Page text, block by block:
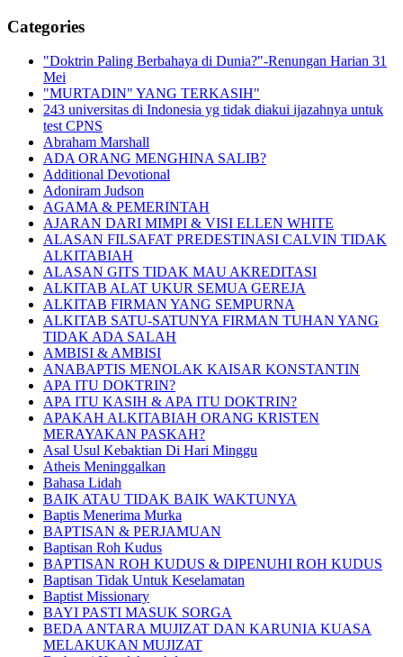
Categories
"Doktrin Paling Berbahaya di Dunia?"-Renungan Harian 31
Mei
"MURTADIN" YANG TERKASIH"
243 universitas di Indonesia yg tidak diakui ijazahnya untuk
test CPNS
Abraham Marshall
ADA ORANG MENGHINA SALIB?
Additional Devotional
Adoniram Judson
AGAMA & PEMERINTAH
AJARAN DARI MIMPI & VISI ELLEN WHITE
ALASAN FILSAFAT PREDESTINASI CALVIN TIDAK
ALKITABIAH
ALASAN GITS TIDAK MAU AKREDITASI
ALKITAB ALAT UKUR SEMUA GEREJA
ALKITAB FIRMAN YANG SEMPURNA
ALKITAB SATU-SATUNYA FIRMAN TUHAN YANG
TIDAK ADA SALAH
AMBISI & AMBISI
ANABAPTIS MENOLAK KAISAR KONSTANTIN
APA ITU DOKTRIN?
APA ITU KASIH & APA ITU DOKTRIN?
APAKAH ALKITABIAH ORANG KRISTEN
MERAYAKAN PASKAH?
Asal Usul Kebaktian Di Hari Minggu
Atheis Meninggalkan
Bahasa Lidah
BAIK ATAU TIDAK BAIK WAKTUNYA
Baptis Menerima Murka
BAPTISAN & PERJAMUAN
Baptisan Roh Kudus
BAPTISAN ROH KUDUS & DIPENUHI ROH KUDUS
Baptisan Tidak Untuk Keselamatan
Baptist Missionary
BAYI PASTI MASUK SORGA
BEDA ANTARA MUJIZAT DAN KARUNIA KUASA
MELAKUKAN MUJIZAT